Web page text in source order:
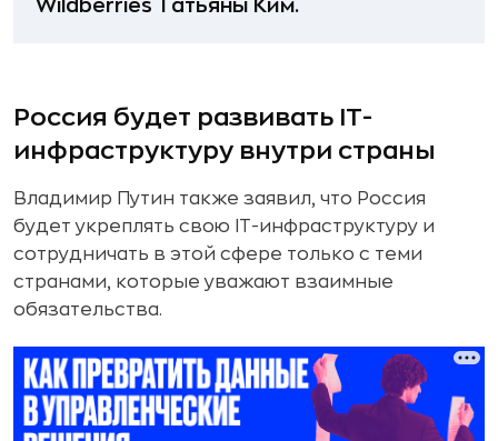
Wildberries Татьяны Ким.
Россия будет развивать IT-
инфраструктуру внутри страны
Владимир Путин также заявил, что Россия
будет укреплять свою IT-инфраструктуру и
сотрудничать в этой сфере только с теми
странами, которые уважают взаимные
обязательства.